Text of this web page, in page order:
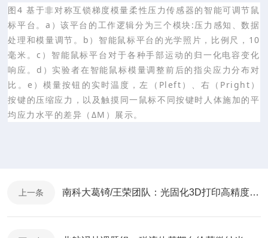
图4 基于非对称互锁梯度模量柔性压力传感器的智能可调节鼠
标平台。a）该平台的工作逻辑分为三个模块:压力感知、数据
处理和模量调节。b）智能鼠标平台的光学照片，比例尺，10
毫米。c）智能鼠标平台对于各种手部运动的归一化电容变化
响应。d）实验者在智能鼠标模量调整前后的指尖应力分布对
比。e）模量按钮的实时温度，左（Pleft）、右（Pright）
按键的压缩应力，以及触摸同一鼠标不同按键时人体施加的平
均应力水平的差异（ΔM）展示。
上一条 南科大葛锜/王荣团队：光固化3D打印高精度高强度聚合物衍生SiOC陶瓷